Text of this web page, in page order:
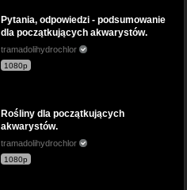
Pytania, odpowiedzi - podsumowanie
dla początkujących akwarystów.
tramadolihydrochlor
1080p
Rośliny dla początkujących
akwarystów.
tramadolihydrochlor
1080p